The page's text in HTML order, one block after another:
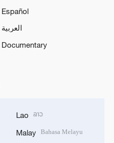
Español
العربية
Documentary
Lao ລາວ
Malay Bahasa Melayu